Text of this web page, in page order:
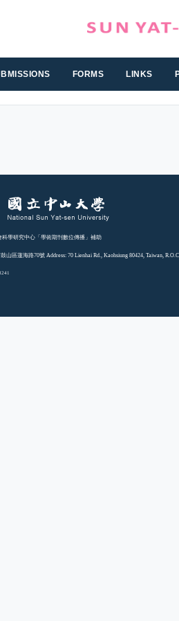
FORMS LINKS
科學研究中心「學術期刊數位傳播」補助
山區蓮海路70號 Address: 70 Lienhai Rd., Kaohsiung 80424, Taiwan,